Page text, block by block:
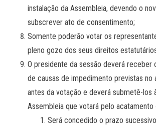
instalação da Assembleia, devendo o
subscrever ato de consentimento;
Somente poderão votar os
pleno gozo dos seus direitos
O presidente da sessão deverá receber
de causas de impedimento previstas no
antes da votação e deverá submetê-los
Assembleia que votará pelo acatamento
Será concedido o prazo